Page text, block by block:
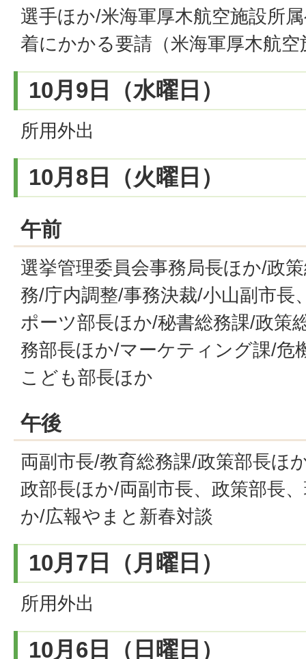
選手ほか/米海軍厚木航空施設所
着にかかる要請（米海軍厚木航空
10月9日（水曜日）
所用外出
10月8日（火曜日）
午前
選挙管理委員会事務局長ほか/政
務/庁内調整/事務決裁/小山副市長
ポーツ部長ほか/秘書総務課/政策
務部長ほか/マーケティング課/危
こども部長ほか
午後
両副市長/教育総務課/政策部長ほ
政部長ほか/両副市長、政策部長
か/広報やまと新春対談
10月7日（月曜日）
所用外出
10月6日（日曜日）